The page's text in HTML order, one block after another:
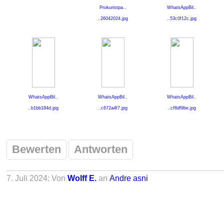
Prokuristpa..
..26042024.jpg
WhatsAppBil..
..53c0f12c.jpg
WhatsAppBil..
..b1bb184d.jpg
WhatsAppBil..
..c672a4f7.jpg
WhatsAppBil..
..cf8df9be.jpg
Bewerten Antworten
7. Juli 2024: Von Wolff E. an Andre asni